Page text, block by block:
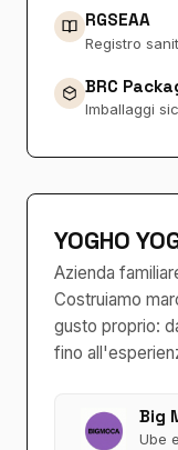
RGSEAA
Registro
BRC
Imballaggi
YOGHO
Azienda
Costruiamo
gusto proprio:
fino
Big
Ube